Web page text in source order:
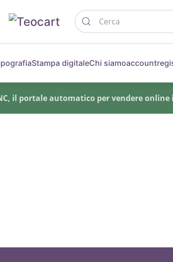
Stampa digitaleChi siamoaccount
il portale automatico per vendere